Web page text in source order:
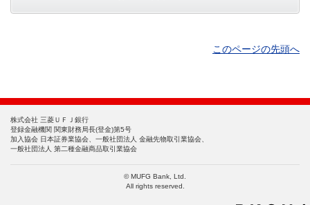
このページの先頭へ
株式会社 三菱ＵＦＪ銀行
登録金融機関 関東財務局長(登金)第5号
加入協会 日本証券業協会、一般社団法人 金融先物取引業協会、
一般社団法人 第二種金融商品取引業協会
© MUFG Bank, Ltd.
All rights reserved.